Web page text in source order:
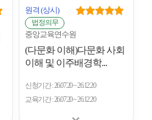
원격 (상시)
법정의무
중앙교육연수원
(다문화 이해)다문화 사회
이해 및 이주배경학...
신청기간 26.07.20 ~ 26.12.20
교육기간 26.07.20 ~ 26.12.20